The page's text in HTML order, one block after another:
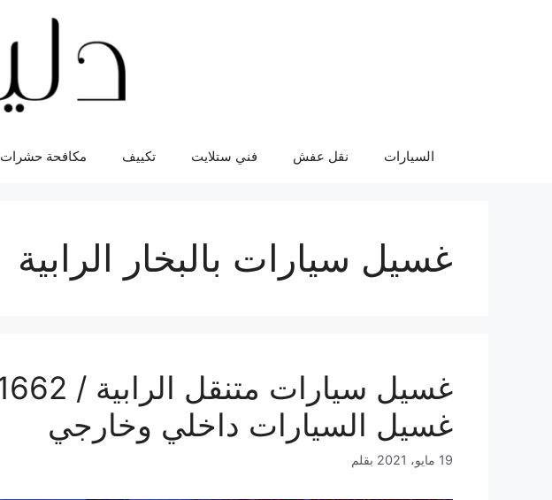
السيارات نقل عفش فني ستلايت تكييف مكافحة حشرات
غسيل سيارات بالبخار الرابية
غسيل السيارات داخلي وخارجي
19 مايو، 2021 بقلم